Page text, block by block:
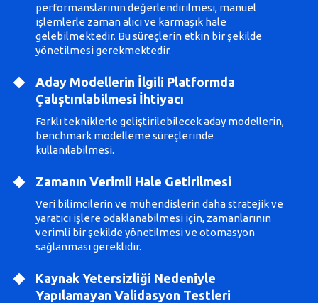
performanslarının değerlendirilmesi, manuel
işlemlerle zaman alıcı ve karmaşık hale
gelebilmektedir. Bu süreçlerin etkin bir şekilde
yönetilmesi gerekmektedir.
Aday Modellerin İlgili Platformda
Çalıştırılabilmesi İhtiyacı
Farklı tekniklerle geliştirilebilecek aday modellerin,
benchmark modelleme süreçlerinde
kullanılabilmesi.
Zamanın Verimli Hale Getirilmesi
Veri bilimcilerin ve mühendislerin daha stratejik ve
yaratıcı işlere odaklanabilmesi için, zamanlarının
verimli bir şekilde yönetilmesi ve otomasyon
sağlanması gereklidir.
Kaynak Yetersizliği Nedeniyle
Yapılamayan Validasyon Testleri